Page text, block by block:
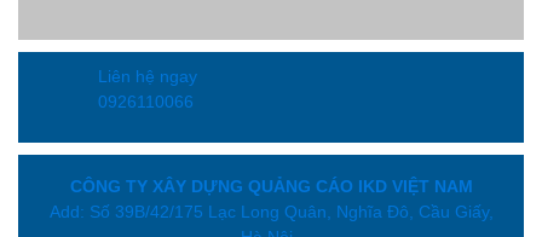
Liên hệ ngay
0926110066
CÔNG TY XÂY DỰNG QUẢNG CÁO IKD VIỆT NAM
Add: Số 39B/42/175 Lạc Long Quân, Nghĩa Đô, Cầu Giấy,